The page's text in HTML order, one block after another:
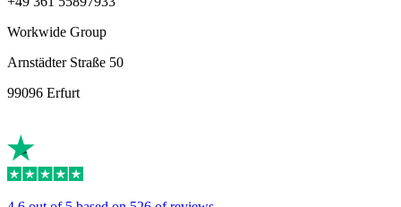
Workwide Group
Arnstädter Straße 50
99096 Erfurt